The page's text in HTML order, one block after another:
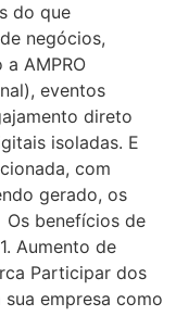
do que
negócios,
AMPRO
eventos
direto
isoladas. E
com
gerado, os
benefícios de
Aumento de
Participar dos
empresa como